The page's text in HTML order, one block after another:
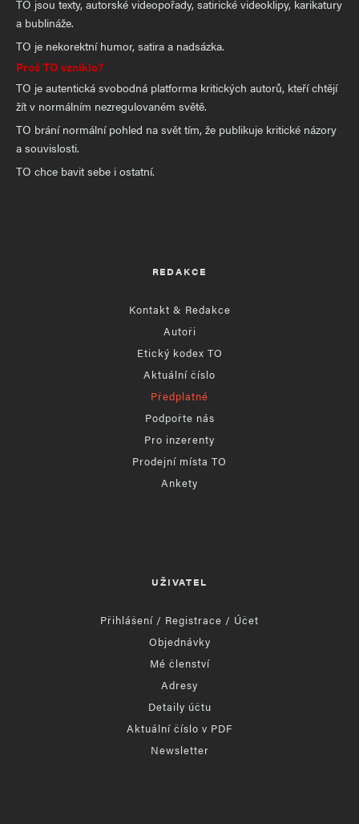
TO jsou texty, autorské videopořady, satirické videoklipy, karikatury
a bublináže.
TO je nekorektní humor, satira a nadsázka.
Proč TO vzniklo?
TO je autentická svobodná platforma kritických autorů, kteří chtějí
žít v normálním nezregulovaném světě.
TO brání normální pohled na svět tím, že publikuje kritické názory
a souvislosti.
TO chce bavit sebe i ostatní.
REDAKCE
Kontakt & Redakce
Autoři
Etický kodex TO
Aktuální číslo
Předplatné
Podpořte nás
Pro inzerenty
Prodejní místa TO
Ankety
UŽIVATEL
Přihlášení / Registrace / Účet
Objednávky
Mé členství
Adresy
Detaily účtu
Aktuální číslo v PDF
Newsletter